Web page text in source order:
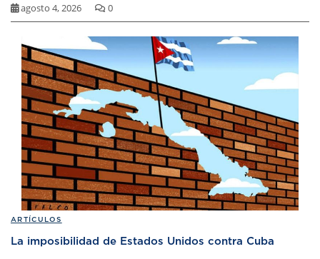
agosto 4, 2026 0
ARTÍCULOS
La imposibilidad de Estados Unidos contra Cuba